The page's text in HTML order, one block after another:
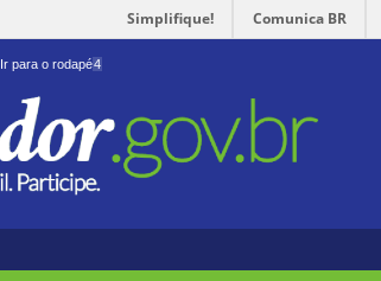
Simplifique! Comunica BR
Ir para o rodapé4